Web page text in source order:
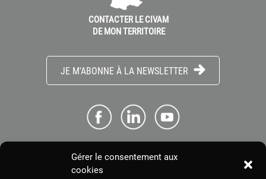
Gérer le consentement aux
cookies
CONTACTER LE CIVAM
DE MON TERRITOIRE
JE M'ABONNE À LA NEWSLETTER
ME CONNECTER